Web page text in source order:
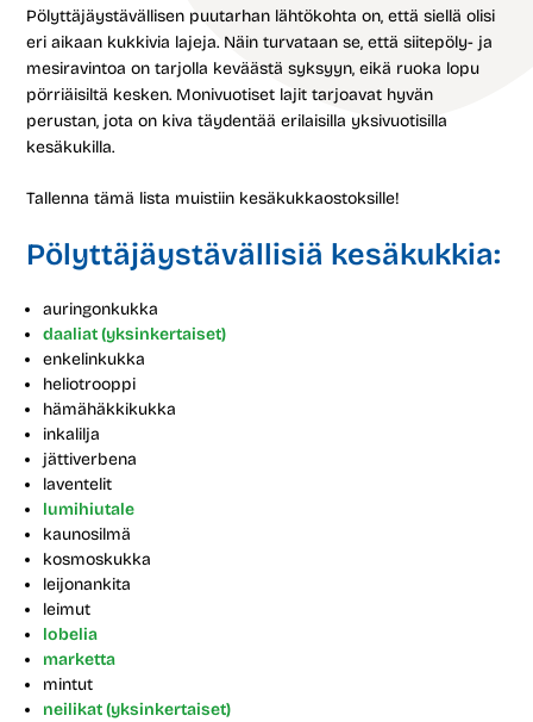
Pölyttäjäystävällisen puutarhan lähtökohta on, että siellä olisi
eri aikaan kukkivia lajeja. Näin turvataan se, että siitepöly- ja
mesiravintoa on tarjolla keväästä syksyyn, eikä ruoka lopu
pörriäisiltä kesken. Monivuotiset lajit tarjoavat hyvän
perustan, jota on kiva täydentää erilaisilla yksivuotisilla
kesäkukilla.
Tallenna tämä lista muistiin kesäkukkaostoksille!
Pölyttäjäystävällisiä kesäkukkia:
auringonkukka
daaliat (yksinkertaiset)
enkelinkukka
heliotrooppi
hämähäkkikukka
inkalilja
jättiverbena
laventelit
lumihiutale
kaunosilmä
kosmoskukka
leijonankita
leimut
lobelia
marketta
mintut
neilikat (yksinkertaiset)